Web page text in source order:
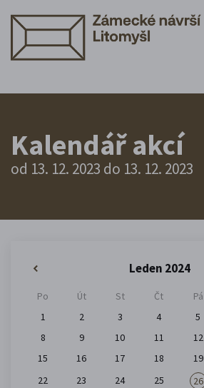
Kalendář akcí
od 13. 12. 2023 do 13. 12. 2023
Leden 2024
Po Út St Čt Pá
1
2 3 4 5
8
9 10 11 12
15
16 17 18 19
22
23 24 25 26